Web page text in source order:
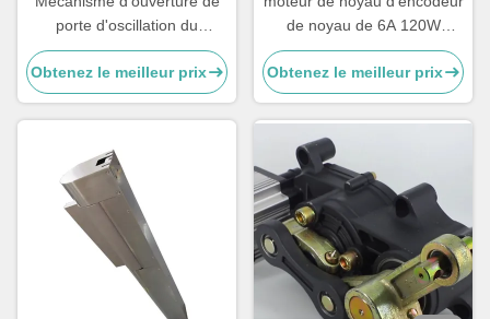
porte d'oscillation du
mécanisme 0.3s de porte de
tourniquet de supermarché
Obtenez le meilleur prix
de noyau de 6A 120W
1500R/Min Car Parking
Barrier Mechanism
Obtenez le meilleur prix